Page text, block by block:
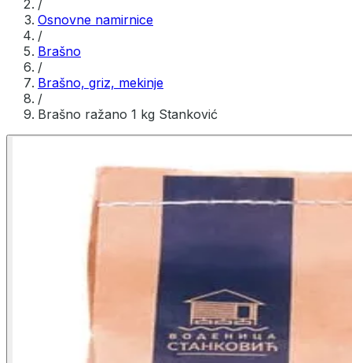
/
Osnovne namirnice
/
Brašno
/
Brašno, griz, mekinje
/
Brašno ražano 1 kg Stanković